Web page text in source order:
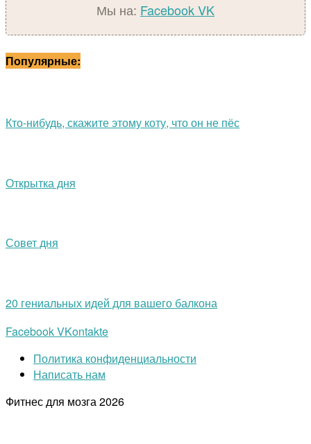
Мы на: FacebookVK
Популярные:
Кто-нибудь, скажите этому коту, что он не пёс
Открытка дня
Совет дня
20 гениальных идей для вашего балкона
FacebookVKontakte
Политика конфиденциальности
Написать нам
Фитнес для мозга2026